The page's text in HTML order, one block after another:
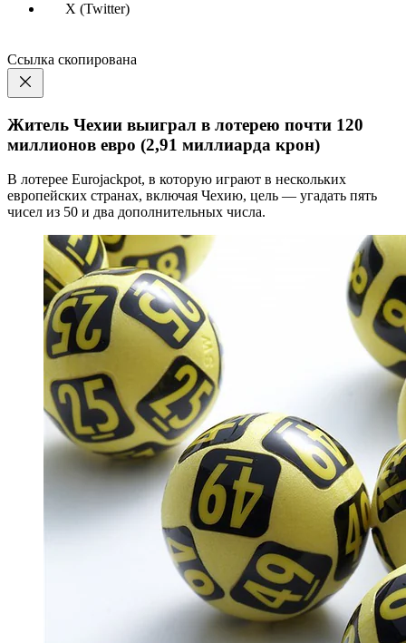
X (Twitter)
Ссылка скопирована
Житель Чехии выиграл в лотерею почти 120
миллионов евро (2,91 миллиарда крон)
В лотерее Eurojackpot, в которую играют в нескольких
европейских странах, включая Чехию, цель — угадать пять
чисел из 50 и два дополнительных числа.